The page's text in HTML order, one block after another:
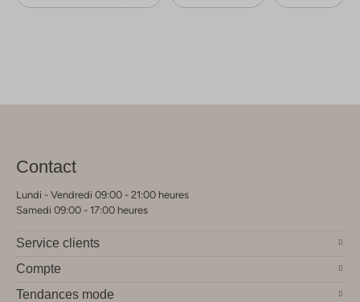
Contact
Lundi - Vendredi 09:00 - 21:00 heures
Samedi 09:00 - 17:00 heures
Service clients
Compte
Tendances mode